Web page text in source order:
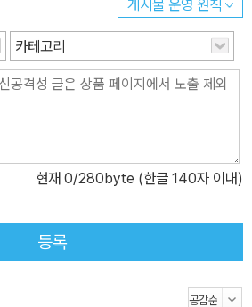
읽는 맛을 더했다. 셰익스피어의 달 4월,
함께 그의 문학 세계로 첫 걸음을 내딛는다
음속 고민과 갈등을 해소
음의 놀라운 효능은 여러 연구를 통해 익
성인병 예방에 효과적이라고 한다. 심지
몸 여기저기의 230여 개 근육이 한꺼번
를 한 효과를 가져온다고 한다. 즉 웃으면
어 자주 웃으면 스트레스가 풀리고 긍정적
5대 희극이 많은 사랑을 받는 이유가 바로
게시물 운영 원칙
카테고리
현재 0/280byte (한글 140자 이내)
등록